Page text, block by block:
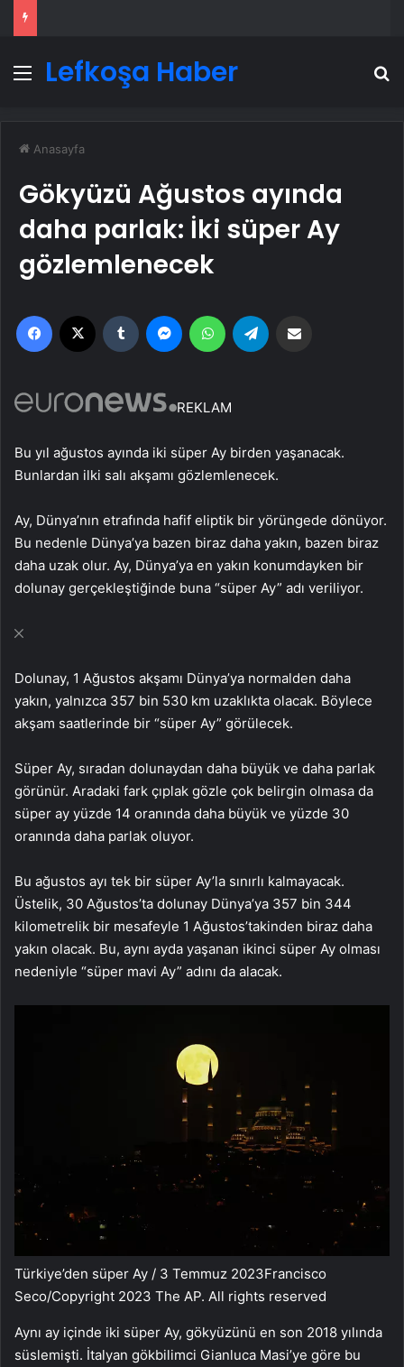
Menü
Lefkoşa Haber
Anasayfa
Gökyüzü Ağustos ayında
daha parlak: İki süper Ay
gözlemlenecek
Facebook Tumblr MessengerWhatsApp
REKLAM
Bu yıl ağustos ayında iki süper Ay birden yaşanacak.
Bunlardan ilki salı akşamı gözlemlenecek.
Ay, Dünya’nın etrafında hafif eliptik bir yörüngede dönüyor.
Bu nedenle Dünya’ya bazen biraz daha yakın, bazen biraz
daha uzak olur. Ay, Dünya’ya en yakın konumdayken bir
dolunay gerçekleştiğinde buna “süper Ay” adı veriliyor.
Dolunay, 1 Ağustos akşamı Dünya’ya normalden daha
yakın, yalnızca 357 bin 530 km uzaklıkta olacak. Böylece
akşam saatlerinde bir “süper Ay” görülecek.
Süper Ay, sıradan dolunaydan daha büyük ve daha parlak
görünür. Aradaki fark çıplak gözle çok belirgin olmasa da
süper ay yüzde 14 oranında daha büyük ve yüzde 30
oranında daha parlak oluyor.
Bu ağustos ayı tek bir süper Ay’la sınırlı kalmayacak.
Üstelik, 30 Ağustos’ta dolunay Dünya’ya 357 bin 344
kilometrelik bir mesafeyle 1 Ağustos’takinden biraz daha
yakın olacak. Bu, aynı ayda yaşanan ikinci süper Ay olması
nedeniyle “süper mavi Ay” adını da alacak.
Türkiye’den süper Ay / 3 Temmuz 2023Francisco
Seco/Copyright 2023 The AP. All rights reserved
Aynı ay içinde iki süper Ay, gökyüzünü en son 2018 yılında
süslemişti. İtalyan gökbilimci Gianluca Masi’ye göre bu